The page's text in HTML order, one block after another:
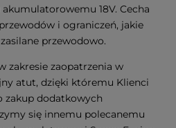
18V. Cecha
i ograniczeń, jakie
przewodowo.
zakresie zaopatrzenia w
atut, dzięki któremu Klienci
zakup dodatkowych
się innemu polecanemu